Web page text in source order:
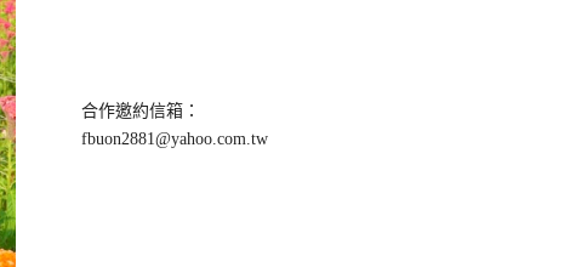
合作邀約信箱：
fbuon2881@yahoo.com.tw